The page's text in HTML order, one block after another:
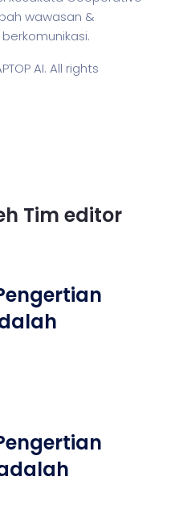
wawasan &
AI. All rights
Tim editor